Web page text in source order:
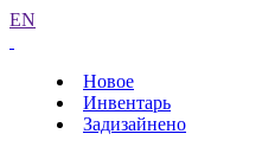
EN
Новое
Инвентарь
Задизайнено